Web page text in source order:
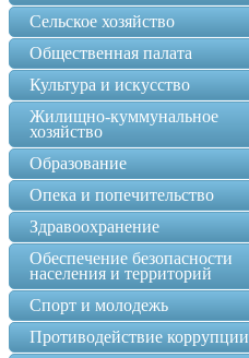
Сельское хозяйство
Общественная палата
Культура и искусство
Жилищно-куммунальное
хозяйство
Образование
Опека и попечительство
Здравоохранение
Обеспечение безопасности
населения и территорий
Спорт и молодежь
Противодействие коррупции